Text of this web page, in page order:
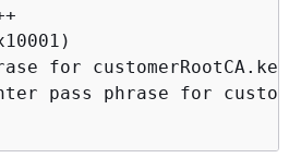
for customerRootCA.key: